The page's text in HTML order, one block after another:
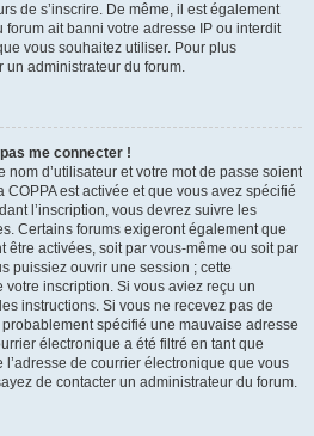
de s’inscrire. De même, il est également
forum ait banni votre adresse IP ou interdit
vous souhaitez utiliser. Pour plus
un administrateur du forum.
me connecter !
d’utilisateur et votre mot de passe soient
est activée et que vous avez spécifié
l’inscription, vous devrez suivre les
Certains forums exigeront également que
être activées, soit par vous-même ou soit par
puissiez ouvrir une session ; cette
inscription. Si vous aviez reçu un
instructions. Si vous ne recevez pas de
spécifié une mauvaise adresse
électronique a été filtré en tant que
de courrier électronique que vous
de contacter un administrateur du forum.